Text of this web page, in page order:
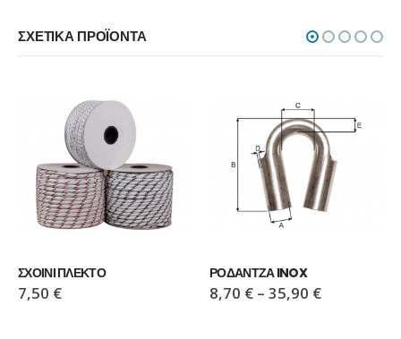
ΣΧΕΤΙΚΆ ΠΡΟΪΌΝΤΑ
ΣΧΟΙΝΙ ΠΛΕΚΤΟ
7,50 €
ΡΟΔΑΝΤΖΑ INOX
8,70 € – 35,90 €